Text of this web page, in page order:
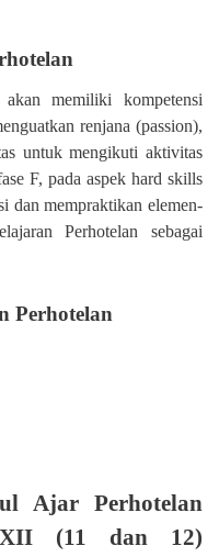
memiliki kompetensi
renjana (passion),
untuk mengikuti aktivitas
F, pada aspek hard skills
dan mempraktikan elemen-
Perhotelan sebagai
Perhotelan
Ajar Perhotelan
(11 dan 12)